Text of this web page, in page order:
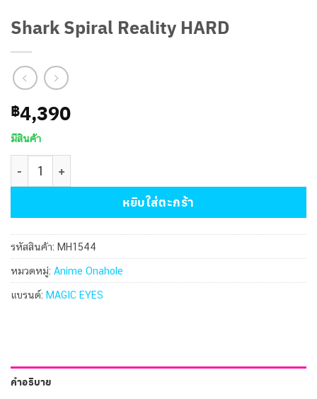
Shark Spiral Reality HARD
฿4,390
มีสินค้า
จำนวน Shark Spiral Reality HARD ชิ้น
หยิบใส่ตะกร้า
รหัสสินค้า: MH1544
หมวดหมู่: Anime Onahole
แบรนด์: MAGIC EYES
คำอธิบาย